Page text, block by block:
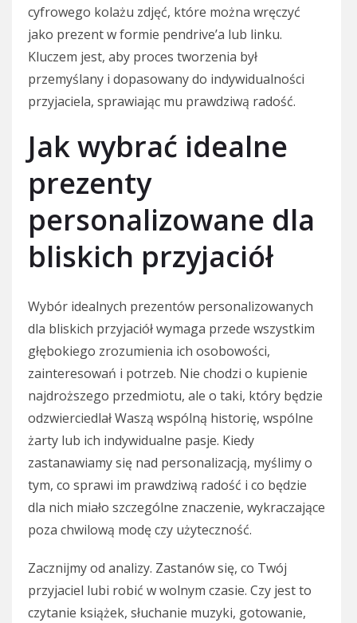
cyfrowego kolażu zdjęć, które można wręczyć
jako prezent w formie pendrive’a lub linku.
Kluczem jest, aby proces tworzenia był
przemyślany i dopasowany do indywidualności
przyjaciela, sprawiając mu prawdziwą radość.
Jak wybrać idealne
prezenty
personalizowane dla
bliskich przyjaciół
Wybór idealnych prezentów personalizowanych
dla bliskich przyjaciół wymaga przede wszystkim
głębokiego zrozumienia ich osobowości,
zainteresowań i potrzeb. Nie chodzi o kupienie
najdroższego przedmiotu, ale o taki, który będzie
odzwierciedlał Waszą wspólną historię, wspólne
żarty lub ich indywidualne pasje. Kiedy
zastanawiamy się nad personalizacją, myślimy o
tym, co sprawi im prawdziwą radość i co będzie
dla nich miało szczególne znaczenie, wykraczające
poza chwilową modę czy użyteczność.
Zacznijmy od analizy. Zastanów się, co Twój
przyjaciel lubi robić w wolnym czasie. Czy jest to
czytanie książek, słuchanie muzyki, gotowanie,